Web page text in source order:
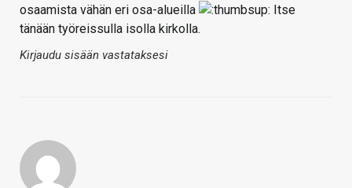
osaamista vähän eri osa-alueilla
Itse
tänään työreissulla isolla kirkolla.
Kirjaudu sisään vastataksesi